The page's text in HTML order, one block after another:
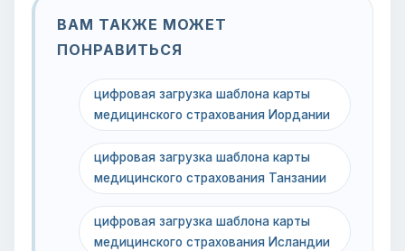
ВАМ ТАКЖЕ МОЖЕТ
ПОНРАВИТЬСЯ
цифровая загрузка шаблона карты
медицинского страхования Иордании
цифровая загрузка шаблона карты
медицинского страхования Танзании
цифровая загрузка шаблона карты
медицинского страхования Исландии